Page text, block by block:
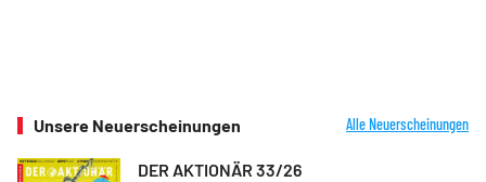
Unsere Neuerscheinungen Alle Neuerscheinungen
DER AKTIONÄR 33/26